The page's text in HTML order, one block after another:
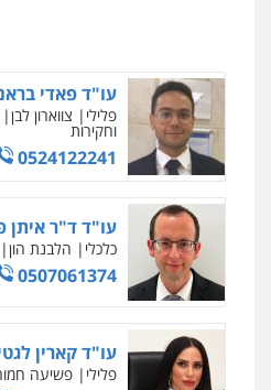
עו"ד פאדי
פלילי צווארון לבן
וחקירות
0524122241
עו"ד ד"ר איתן
כלכלי הלבנת הון
0507061374
עו"ד קארין
פלילי פשיעה
צילום עורכי דין
דין
0504578527
רונן הלל –
מחיקת כתבות
שליליים
שירותים
0522508109
אחסון אתרים
מהירות הגנה
מקצועיים לעורכי